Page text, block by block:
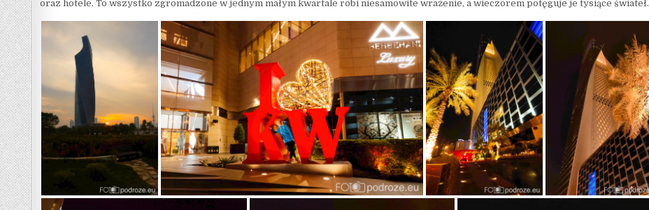
oraz hotele. To wszystko zgromadzone w jednym małym kwartale robi niesamowite wrażenie, a wieczorem potęguje je tysiące świateł.